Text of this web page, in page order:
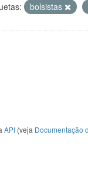
bolsistas
API (veja Documentação